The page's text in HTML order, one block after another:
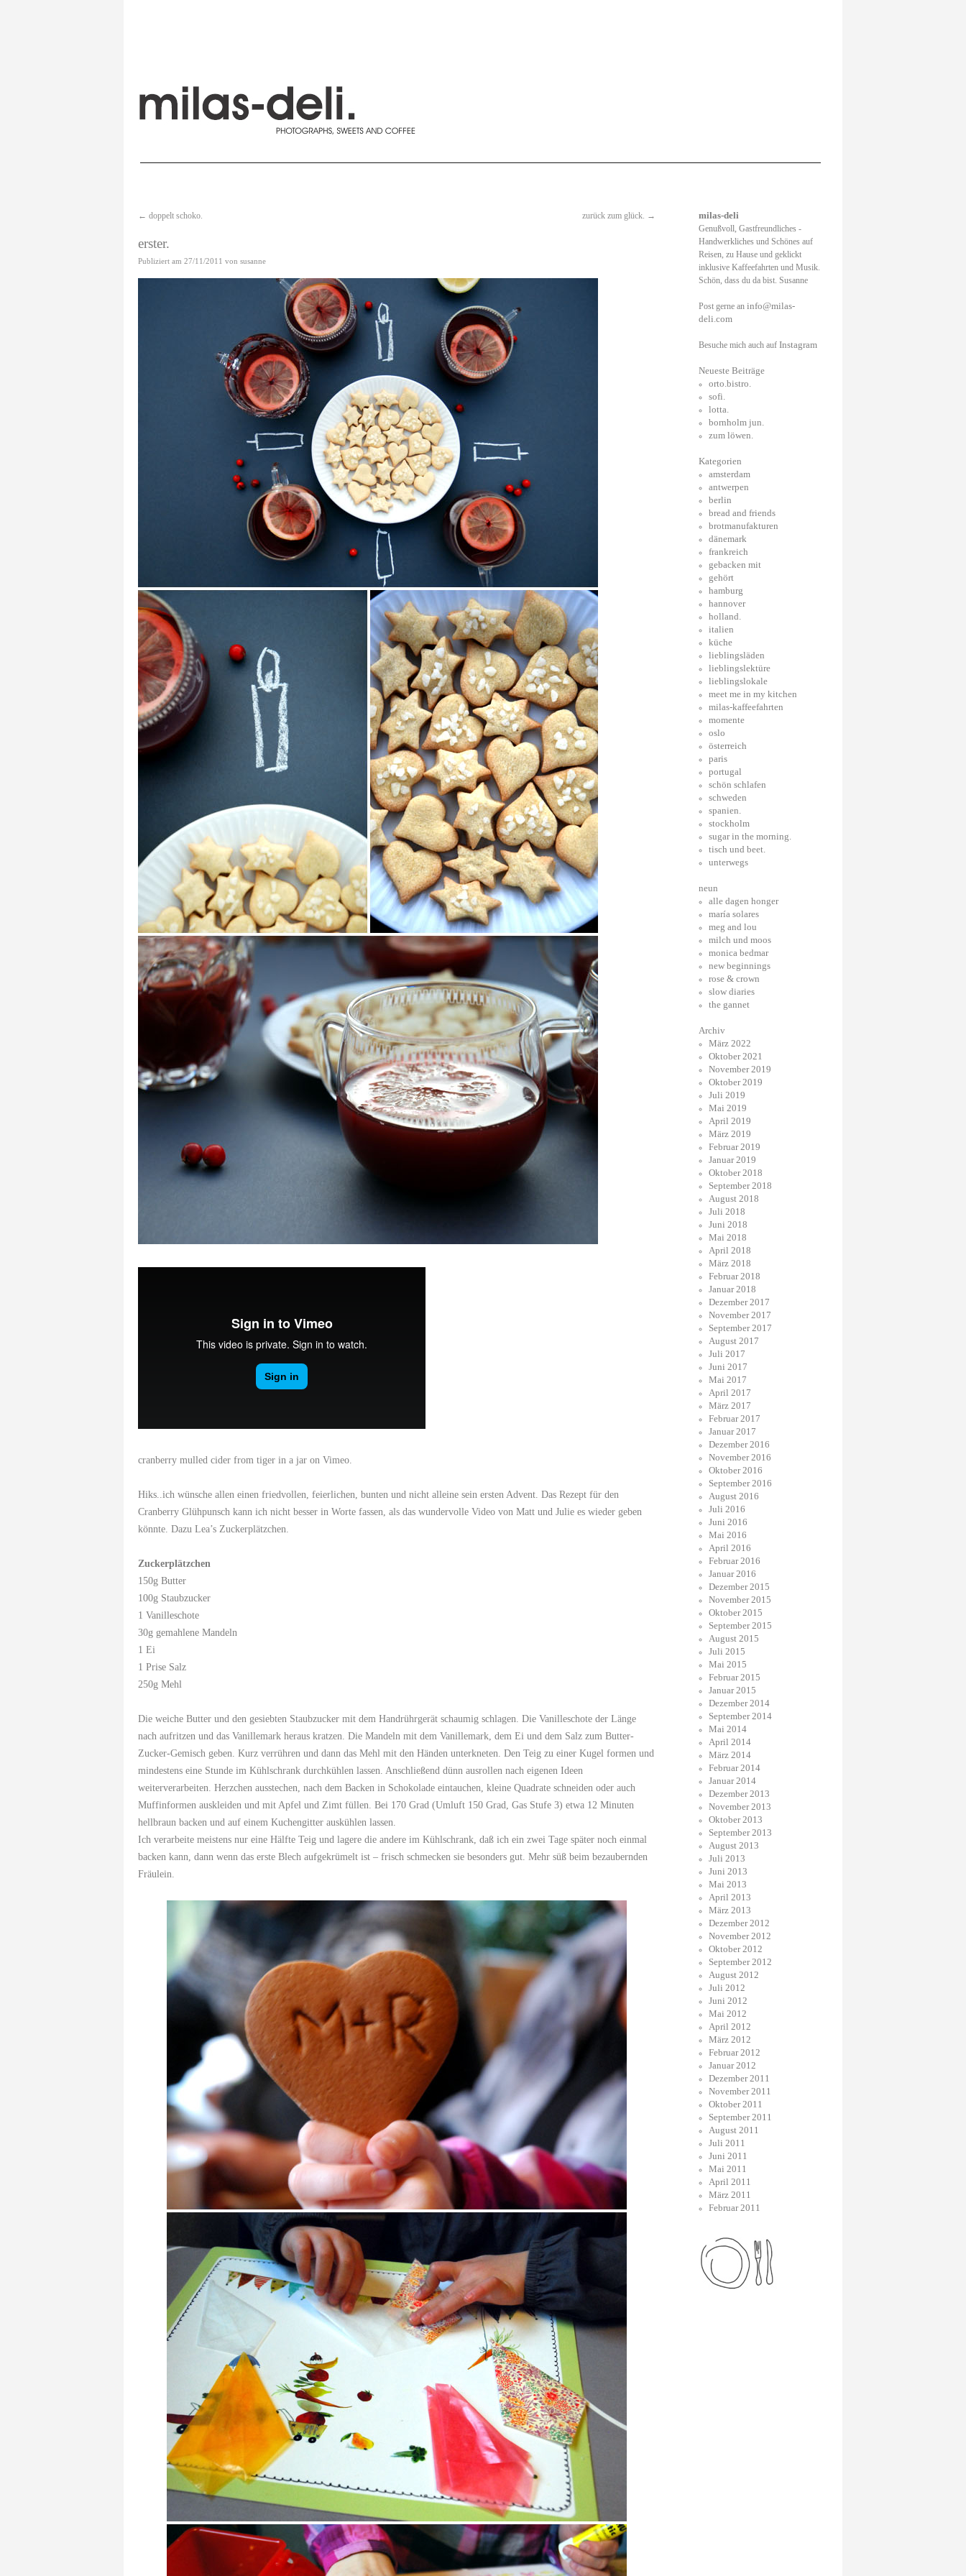
← doppelt schoko. zurück zum glück. →
erster.
Publiziert am 27/11/2011 von susanne
cranberry mulled cider from tiger in a jar on Vimeo.
Hiks..ich wünsche allen einen friedvollen, feierlichen, bunten und nicht alleine sein ersten Advent. Das Rezept für den
Cranberry Glühpunsch kann ich nicht besser in Worte fassen, als das wundervolle Video von Matt und Julie es wieder geben
könnte. Dazu Lea’s Zuckerplätzchen.
Zuckerplätzchen
150g Butter
100g Staubzucker
1 Vanilleschote
30g gemahlene Mandeln
1 Ei
1 Prise Salz
250g Mehl
Die weiche Butter und den gesiebten Staubzucker mit dem Handrührgerät schaumig schlagen. Die Vanilleschote der Länge
nach aufritzen und das Vanillemark heraus kratzen. Die Mandeln mit dem Vanillemark, dem Ei und dem Salz zum Butter-
Zucker-Gemisch geben. Kurz verrühren und dann das Mehl mit den Händen unterkneten. Den Teig zu einer Kugel formen und
mindestens eine Stunde im Kühlschrank durchkühlen lassen. Anschließend dünn ausrollen nach eigenen Ideen
weiterverarbeiten. Herzchen ausstechen, nach dem Backen in Schokolade eintauchen, kleine Quadrate schneiden oder auch
Muffinformen auskleiden und mit Apfel und Zimt füllen. Bei 170 Grad (Umluft 150 Grad, Gas Stufe 3) etwa 12 Minuten
hellbraun backen und auf einem Kuchengitter auskühlen lassen.
Ich verarbeite meistens nur eine Hälfte Teig und lagere die andere im Kühlschrank, daß ich ein zwei Tage später noch einmal
backen kann, dann wenn das erste Blech aufgekrümelt ist – frisch schmecken sie besonders gut. Mehr süß beim bezaubernden
Fräulein.
milas-deli
Genußvoll, Gastfreundliches -
Handwerkliches und Schönes auf
Reisen, zu Hause und geklickt
inklusive Kaffeefahrten und Musik.
Schön, dass du da bist. Susanne
Post gerne an info@milas-
deli.com
Besuche mich auch auf Instagram
Neueste Beiträge
orto.bistro.
sofi.
lotta.
bornholm jun.
zum löwen.
Kategorien
amsterdam
antwerpen
berlin
bread and friends
brotmanufakturen
dänemark
frankreich
gebacken mit
gehört
hamburg
hannover
holland.
italien
küche
lieblingsläden
lieblingslektüre
lieblingslokale
meet me in my kitchen
milas-kaffeefahrten
momente
oslo
österreich
paris
portugal
schön schlafen
schweden
spanien.
stockholm
sugar in the morning.
tisch und beet.
unterwegs
neun
alle dagen honger
maría solares
meg and lou
milch und moos
monica bedmar
new beginnings
rose & crown
slow diaries
the gannet
Archiv
März 2022
Oktober 2021
November 2019
Oktober 2019
Juli 2019
Mai 2019
April 2019
März 2019
Februar 2019
Januar 2019
Oktober 2018
September 2018
August 2018
Juli 2018
Juni 2018
Mai 2018
April 2018
März 2018
Februar 2018
Januar 2018
Dezember 2017
November 2017
September 2017
August 2017
Juli 2017
Juni 2017
Mai 2017
April 2017
März 2017
Februar 2017
Januar 2017
Dezember 2016
November 2016
Oktober 2016
September 2016
August 2016
Juli 2016
Juni 2016
Mai 2016
April 2016
Februar 2016
Januar 2016
Dezember 2015
November 2015
Oktober 2015
September 2015
August 2015
Juli 2015
Mai 2015
Februar 2015
Januar 2015
Dezember 2014
September 2014
Mai 2014
April 2014
März 2014
Februar 2014
Januar 2014
Dezember 2013
November 2013
Oktober 2013
September 2013
August 2013
Juli 2013
Juni 2013
Mai 2013
April 2013
März 2013
Dezember 2012
November 2012
Oktober 2012
September 2012
August 2012
Juli 2012
Juni 2012
Mai 2012
April 2012
März 2012
Februar 2012
Januar 2012
Dezember 2011
November 2011
Oktober 2011
September 2011
August 2011
Juli 2011
Juni 2011
Mai 2011
April 2011
März 2011
Februar 2011